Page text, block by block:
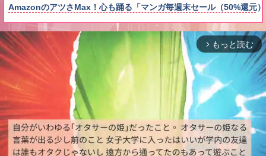
AmazonのアツさMax！心も踊る「マンガ毎週末セール（50%還元
arrow_forward_ios もっと読む